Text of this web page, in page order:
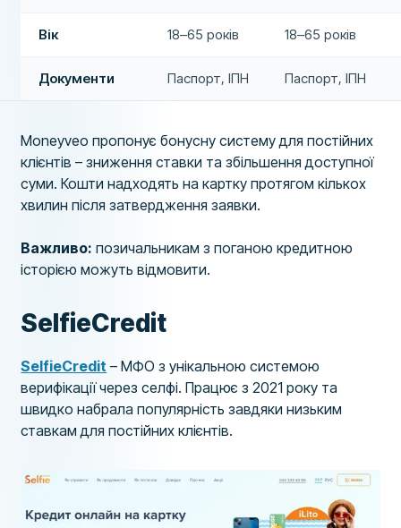
Вік 18–65 років 18–65 років
Документи Паспорт, ІПН Паспорт, ІПН
Moneyveo пропонує бонусну систему для постійних
клієнтів – зниження ставки та збільшення доступної
суми. Кошти надходять на картку протягом кількох
хвилин після затвердження заявки.
Важливо: позичальникам з поганою кредитною
історією можуть відмовити.
SelfieCredit
SelfieCredit – МФО з унікальною системою
верифікації через селфі. Працює з 2021 року та
швидко набрала популярність завдяки низьким
ставкам для постійних клієнтів.